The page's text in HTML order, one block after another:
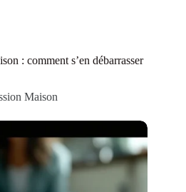
: comment s’en débarrasser
Maison